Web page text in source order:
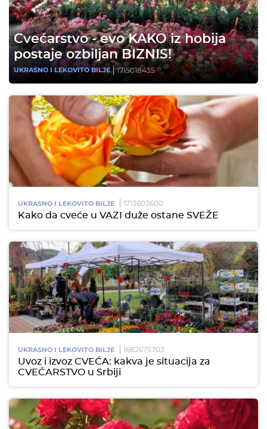
Cvećarstvo - evo KAKO iz hobija
postaje ozbiljan BIZNIS!
UKRASNO I LEKOVITO BILJE 1715018435
UKRASNO I LEKOVITO BILJE 1713603600
Kako da cveće u VAZI duže ostane SVEŽE
UKRASNO I LEKOVITO BILJE 1682675703
Uvoz i izvoz CVEĆA: kakva je situacija za
CVEĆARSTVO u Srbiji